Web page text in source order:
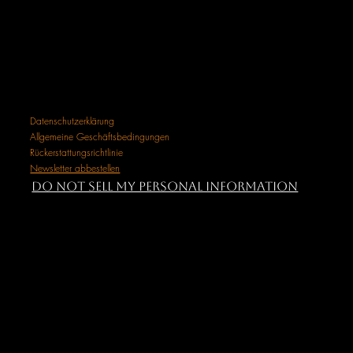
Datenschutzerklärung
Allgemeine Geschäftsbedingungen
Rückerstattungsrichtlinie
Newsletter abbestellen
Do Not Sell My Personal Information